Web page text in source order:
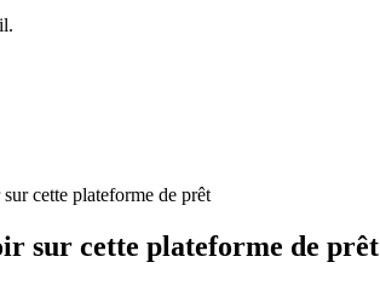
cette plateforme de prêt
sur cette plateforme de prêt